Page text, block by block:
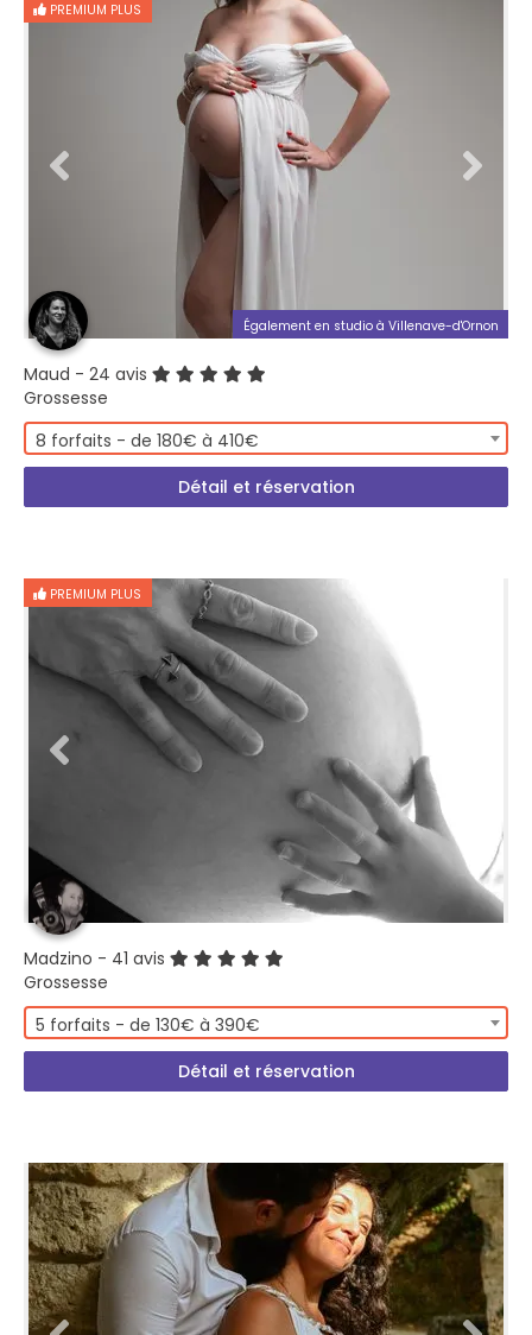
PREMIUM PLUS
Également en studio à Villenave-d'Ornon
Maud - 24 avis
Grossesse
8 forfaits - de 180€ à 410€
Détail et réservation
PREMIUM PLUS
Madzino - 41 avis
Grossesse
5 forfaits - de 130€ à 390€
Détail et réservation